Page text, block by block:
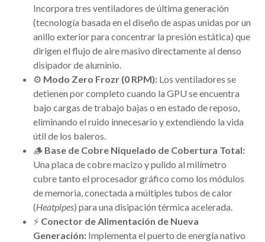
Incorpora tres ventiladores de última generación
(tecnología basada en el diseño de aspas unidas por un
anillo exterior para concentrar la presión estática) que
dirigen el flujo de aire masivo directamente al denso
disipador de aluminio.
⚙️ Modo Zero Frozr (0 RPM): Los ventiladores se
detienen por completo cuando la GPU se encuentra
bajo cargas de trabajo bajas o en estado de reposo,
eliminando el ruido innecesario y extendiendo la vida
útil de los baleros.
🪵 Base de Cobre Niquelado de Cobertura Total:
Una placa de cobre macizo y pulido al milímetro
cubre tanto el procesador gráfico como los módulos
de memoria, conectada a múltiples tubos de calor
(Heatpipes) para una disipación térmica acelerada.
⚡ Conector de Alimentación de Nueva
Generación: Implementa el puerto de energía nativo